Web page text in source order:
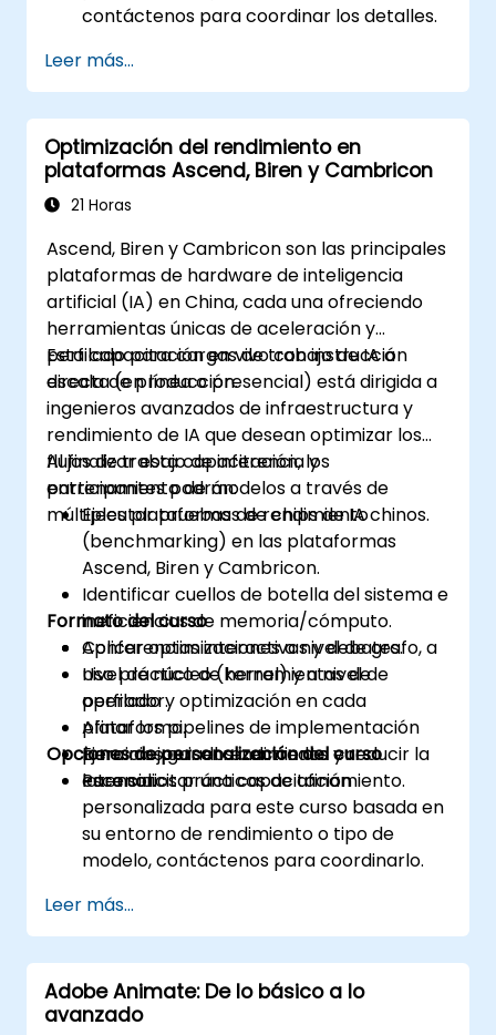
contáctenos para coordinar los detalles.
Leer más...
Optimización del rendimiento en
plataformas Ascend, Biren y Cambricon
21 Horas
Ascend, Biren y Cambricon son las principales
plataformas de hardware de inteligencia
artificial (IA) en China, cada una ofreciendo
herramientas únicas de aceleración y
perfilado para cargas de trabajo de IA a
escala de producción.
Esta capacitación en vivo con instrucción
directa (en línea o presencial) está dirigida a
ingenieros avanzados de infraestructura y
rendimiento de IA que desean optimizar los
flujos de trabajo de inferencia y
entrenamiento de modelos a través de
múltiples plataformas de chips de IA chinos.
Al finalizar esta capacitación, los
participantes podrán:
Ejecutar pruebas de rendimiento
(benchmarking) en las plataformas
Ascend, Biren y Cambricon.
Identificar cuellos de botella del sistema e
ineficiencias de memoria/cómputo.
Aplicar optimizaciones a nivel de grafo, a
nivel de núcleo (kernel) y a nivel de
operador.
Afinar los pipelines de implementación
para mejorar el rendimiento y reducir la
latencia.
Formato del curso
Conferencias interactivas y debates.
Uso práctico de herramientas de
perfilado y optimización en cada
plataforma.
Ejercicios guiados centrados en
escenarios prácticos de afinamiento.
Opciones de personalización del curso
Para solicitar una capacitación
personalizada para este curso basada en
su entorno de rendimiento o tipo de
modelo, contáctenos para coordinarlo.
Leer más...
Adobe Animate: De lo básico a lo
avanzado